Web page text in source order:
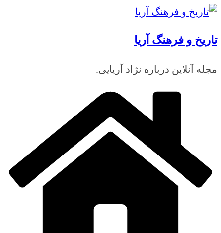
رفتن
محتوا
تاریخ و فرهنگ آریا
مجله آنلاین درباره نژاد آریایی.